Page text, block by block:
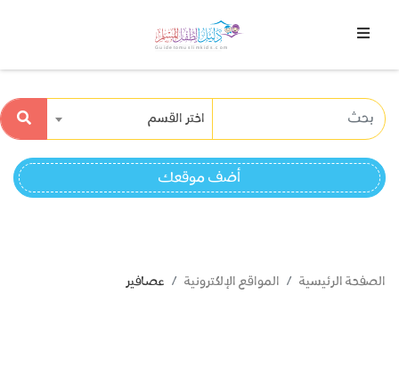
اختر القسم
أضف موقعك
الصفحة الرئيسية المواقع الإلكترونية عصافير